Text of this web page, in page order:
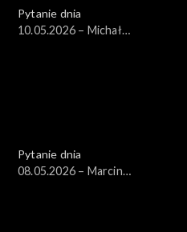
Pytanie dnia
10.05.2026 – Michał
Pytanie dnia
08.05.2026 – Marcin